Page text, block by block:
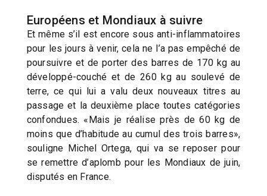
Européens et Mondiaux à suivre
Et même s’il est encore sous anti-inflammatoires
pour les jours à venir, cela ne l’a pas empêché de
poursuivre et de porter des barres de 170 kg au
développé-couché et de 260 kg au soulevé de
terre, ce qui lui a valu deux nouveaux titres au
passage et la deuxième place toutes catégories
confondues. «Mais je réalise près de 60 kg de
moins que d’habitude au cumul des trois barres»,
souligne Michel Ortega, qui va se reposer pour
se remettre d’aplomb pour les Mondiaux de juin,
disputés en France.